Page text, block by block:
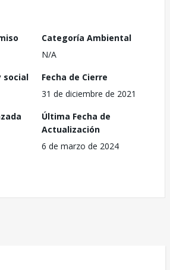
Categoría Ambiental
N/A
social
Fecha de Cierre
31 de diciembre de 2021
Última Fecha de
Actualización
6 de marzo de 2024